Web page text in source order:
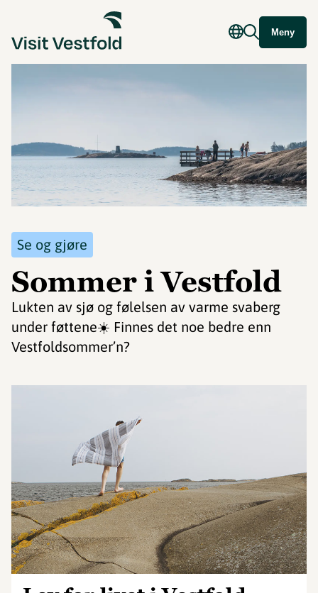
Meny
Se og gjøre
Sommer i Vestfold
Lukten av sjø og følelsen av varme svaberg
under føttene☀️ Finnes det noe bedre enn
Vestfoldsommer’n?